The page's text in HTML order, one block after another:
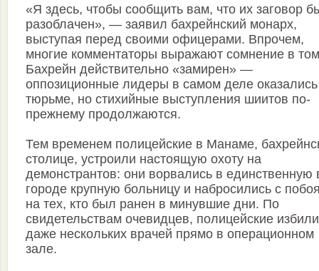
«Я здесь, чтобы сообщить вам, что их заговор
разоблачен», — заявил бахрейнский монарх,
выступая перед своими офицерами. Впрочем,
многие комментаторы выражают сомнение в
Бахрейн действительно «замирен» —
оппозиционные лидеры в самом деле
тюрьме, но стихийные выступления шиитов по-
прежнему продолжаются.
Тем временем полицейские в Манаме,
столице, устроили настоящую охоту на
демонстрантов: они ворвались в единственную
городе крупную больницу и набросились с
на тех, кто был ранен в минувшие дни. По
свидетельствам очевидцев, полицейские избили
даже нескольких врачей прямо в операционном
зале.